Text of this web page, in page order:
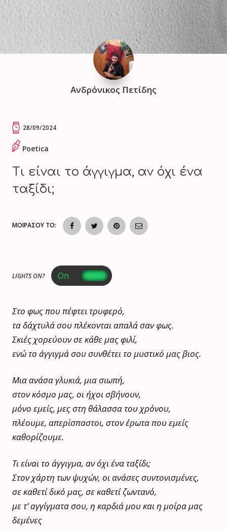
Ανδρόνικος Πετίδης
28/09/2024
Poetica
Τι είναι το άγγιγμα, αν όχι ένα
ταξίδι;
ΜΟΙΡΑΣΟΥ ΤΟ:
LIGHTS ON?
Στο φως που πέφτει τρυφερό,
τα δάχτυλά σου πλέκονται απαλά σαν φως.
Σκιές χορεύουν σε κάθε μας φιλί,
ενώ το άγγιγμά σου συνθέτει το μυστικό μας βιος.
Μια ανάσα γλυκιά, μια σιωπή,
στον κόσμο μας, οι ήχοι σβήνουν,
μόνο εμείς, μες στη θάλασσα του χρόνου,
πλέουμε, απερίσπαστοι, στον έρωτα που εμείς
καθορίζουμε.
Τι είναι το άγγιγμα, αν όχι ένα ταξίδι;
Στον χάρτη των ψυχών, οι ανάσες συντονισμένες,
σε καθετί δικό μας, σε καθετί ζωντανό,
με τ’ αγγίγματα σου, η καρδιά μου και η μοίρα μας
δεμένες